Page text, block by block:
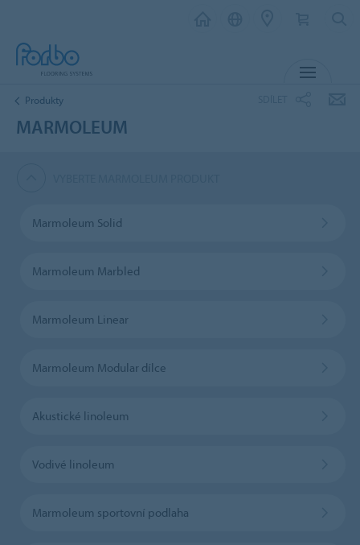
Produkty
MARMOLEUM
Marmoleum Solid
Marmoleum Marbled
Marmoleum Linear
Marmoleum Modular dílce
Akustické linoleum
Vodivé linoleum
Marmoleum sportovní podlaha